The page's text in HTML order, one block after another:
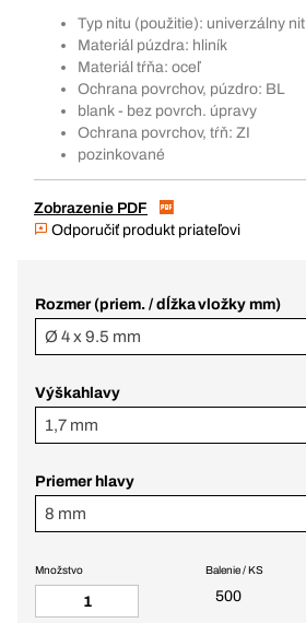
Typ nitu (použitie): univerzálny nit
Materiál púzdra: hliník
Materiál tŕňa: oceľ
Ochrana povrchov, púzdro: BL
blank - bez povrch. úpravy
Ochrana povrchov, tŕň: ZI
pozinkované
Zobrazenie PDF
Odporučiť produkt priateľovi
Rozmer (priem. / dĺžka vložky mm)
Ø 4 x 9.5 mm
Výškahlavy
1,7 mm
Priemer hlavy
8 mm
Balenie / KS
500
Množstvo